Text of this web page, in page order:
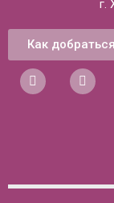
г.
Как добраться